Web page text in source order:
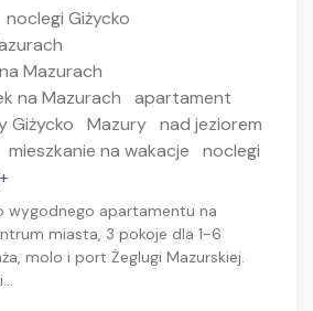
noclegi Giżycko
Mazurach
na Mazurach
apartament
Giżycko Mazury nad jeziorem
mieszkanie na wakacje
noclegi
wygodnego apartamentu na
miasta, 3 pokoje dla 1-6
molo i port Żeglugi Mazurskiej.